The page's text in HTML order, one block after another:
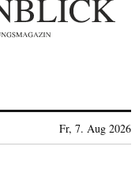
Fr, 7. Aug 2026